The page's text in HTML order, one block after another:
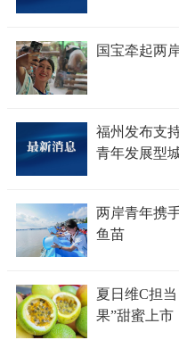
国宝牵起两
福州发布支
青年发展型
两岸青年携
鱼苗
夏日维C担
果”甜蜜上市